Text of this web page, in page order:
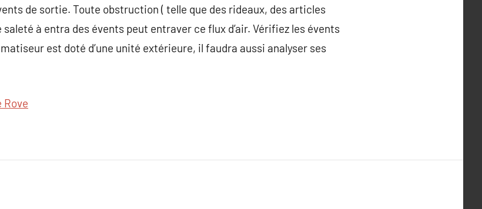
de sortie. Toute obstruction ( telle que des rideaux, des articles
à entra des évents peut entraver ce flux d’air. Vérifiez les évents
est doté d’une unité extérieure, il faudra aussi analyser ses